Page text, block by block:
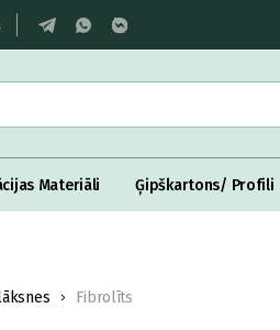
Materiāli Ģipškartons/ Profili
Fibrolīts